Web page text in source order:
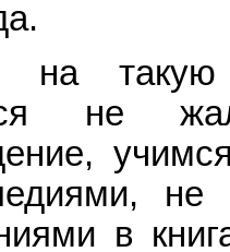
на такую
не
не
в